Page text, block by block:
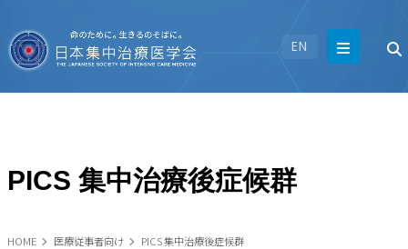
EN
HOME 医療従事者向け PICS 集中治療後症候群
PICS 集中治療後症候群